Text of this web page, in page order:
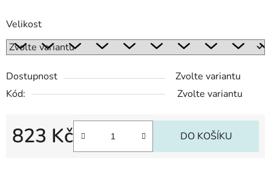
Velikost
Dostupnost
Zvolte variantu
Kód:
Zvolte variantu
823 Kč DO KOŠÍKU